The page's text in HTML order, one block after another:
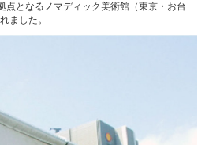
点となるノマディック美術館（東京・お台
ました。